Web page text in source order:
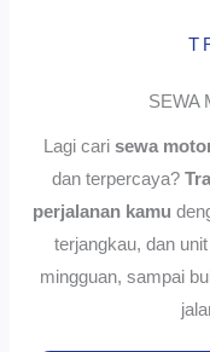
SEWA
Lagi cari sewa
dan terpercaya?
perjalanan kamu
terjangkau, dan
mingguan, sampai